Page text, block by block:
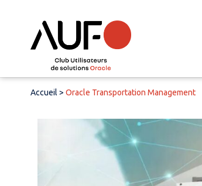
Accueil > Oracle Transportation Management